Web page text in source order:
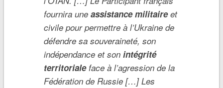
fournira une assistance militaireet
civile pour permettre à l’Ukraine de
défendre sa souveraineté, son
indépendance et son intégrité
territorialeface à l’agression de la
Fédération de Russie […] Les